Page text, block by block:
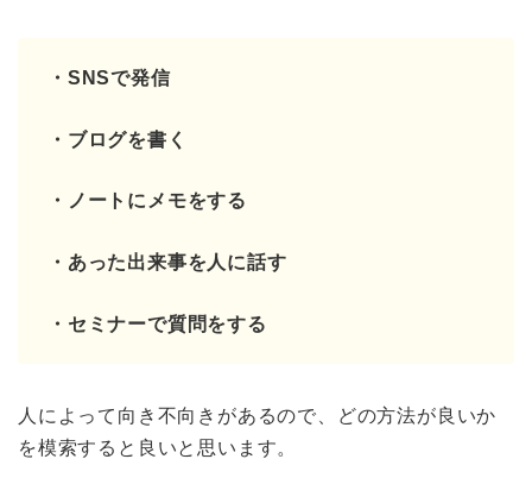
・SNSで発信
・ブログを書く
・ノートにメモをする
・あった出来事を人に話す
・セミナーで質問をする
人によって向き不向きがあるので、どの方法が良いか
を模索すると良いと思います。